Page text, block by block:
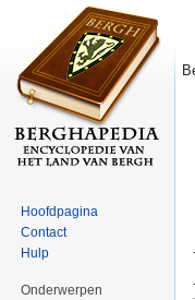
Hoofdpagina
Contact
Hulp
Onderwerpen